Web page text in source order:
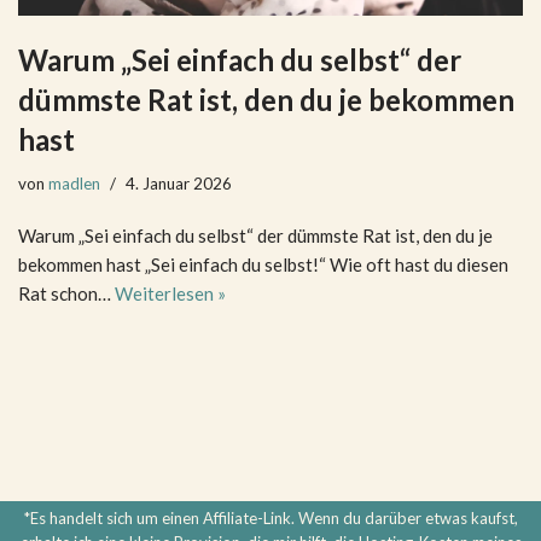
Warum „Sei einfach du selbst“ der
dümmste Rat ist, den du je bekommen
hast
von madlen 4. Januar 2026
Warum „Sei einfach du selbst“ der dümmste Rat ist, den du je
bekommen hast „Sei einfach du selbst!“ Wie oft hast du diesen
Rat schon… Weiterlesen »
*Es handelt sich um einen Affiliate-Link. Wenn du darüber etwas kaufst,